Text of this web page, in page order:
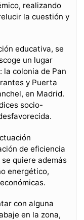
realizando
la cuestión y
educativa, se
un lugar
colonia de Pan
y Puerta
en Madrid.
socio-
de eficiencia
quiere además
energético,
con alguna
en la zona,